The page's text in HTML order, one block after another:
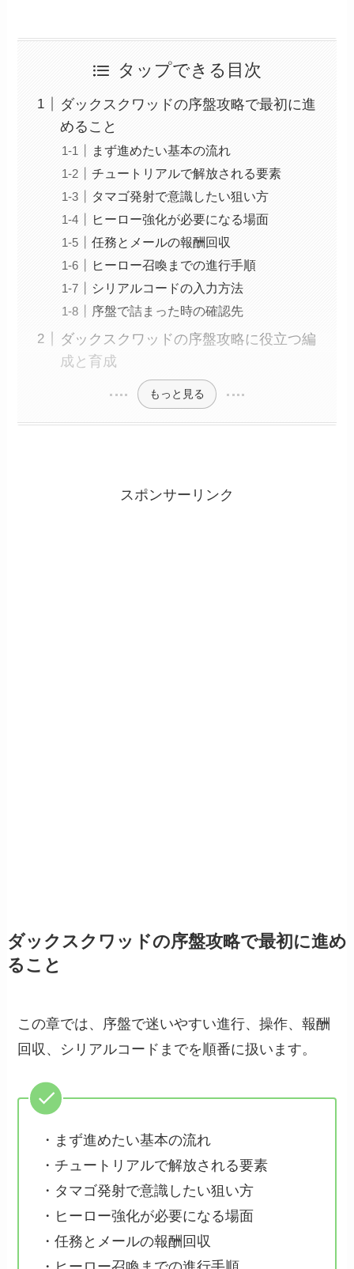
タップできる目次
ダックスクワッドの序盤攻略で最初に進
めること
まず進めたい基本の流れ
チュートリアルで解放される要素
タマゴ発射で意識したい狙い方
ヒーロー強化が必要になる場面
任務とメールの報酬回収
ヒーロー召喚までの進行手順
シリアルコードの入力方法
序盤で詰まった時の確認先
ダックスクワッドの序盤攻略に役立つ編
成と育成
もっと見る
スポンサーリンク
ダックスクワッドの序盤攻略で最初に進め
ること
この章では、序盤で迷いやすい進行、操作、報酬
回収、シリアルコードまでを順番に扱います。
・まず進めたい基本の流れ
・チュートリアルで解放される要素
・タマゴ発射で意識したい狙い方
・ヒーロー強化が必要になる場面
・任務とメールの報酬回収